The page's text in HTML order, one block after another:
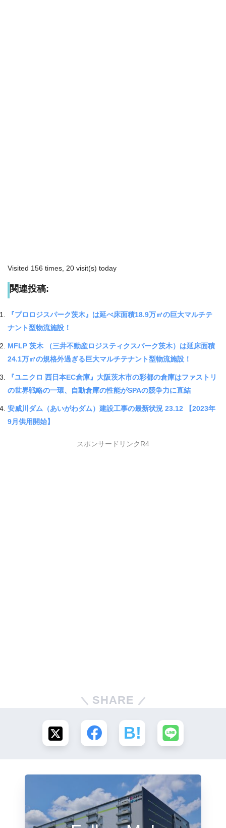
Visited 156 times, 20 visit(s) today
関連投稿:
『プロロジスパーク茨木』は延べ床面積18.9万㎡の巨大マルチテ
ナント型物流施設！
MFLP 茨木 （三井不動産ロジスティクスパーク茨木）は延床面積
24.1万㎡の規格外過ぎる巨大マルチテナント型物流施設！
『ユニクロ 西日本EC倉庫』大阪茨木市の彩都の倉庫はファストリ
の世界戦略の一環、自動倉庫の性能がSPAの競争力に直結
安威川ダム（あいがわダム）建設工事の最新状況 23.12 【2023年
9月供用開始】
スポンサードリンクR4
SHARE